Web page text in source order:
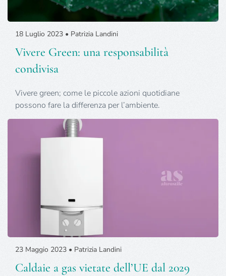
18 Luglio 2023 • Patrizia Landini
Vivere Green: una responsabilità
condivisa
Vivere green; come le piccole azioni quotidiane
possono fare la differenza per l’ambiente.
23 Maggio 2023 • Patrizia Landini
Caldaie a gas vietate dell’UE dal 2029